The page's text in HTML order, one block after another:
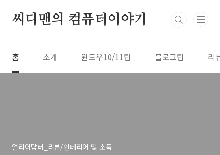
씨디맨의 컴퓨터이야기
홈 소개 윈도우10/11팁 블로그팁 리
얼리어답터_리뷰/인테리어 및 소품